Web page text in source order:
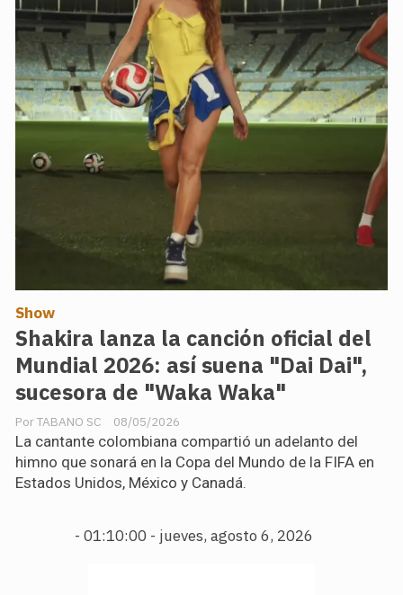
Shakira lanza la canción oficial del
Mundial 2026: así suena "Dai Dai",
sucesora de "Waka Waka"
TABANO SC
Show
08/05/2026
La cantante colombiana compartió un adelanto del
himno que sonará en la Copa del Mundo de la FIFA en
Estados Unidos, México y Canadá.
- 01:10:01 - jueves, agosto 6, 2026